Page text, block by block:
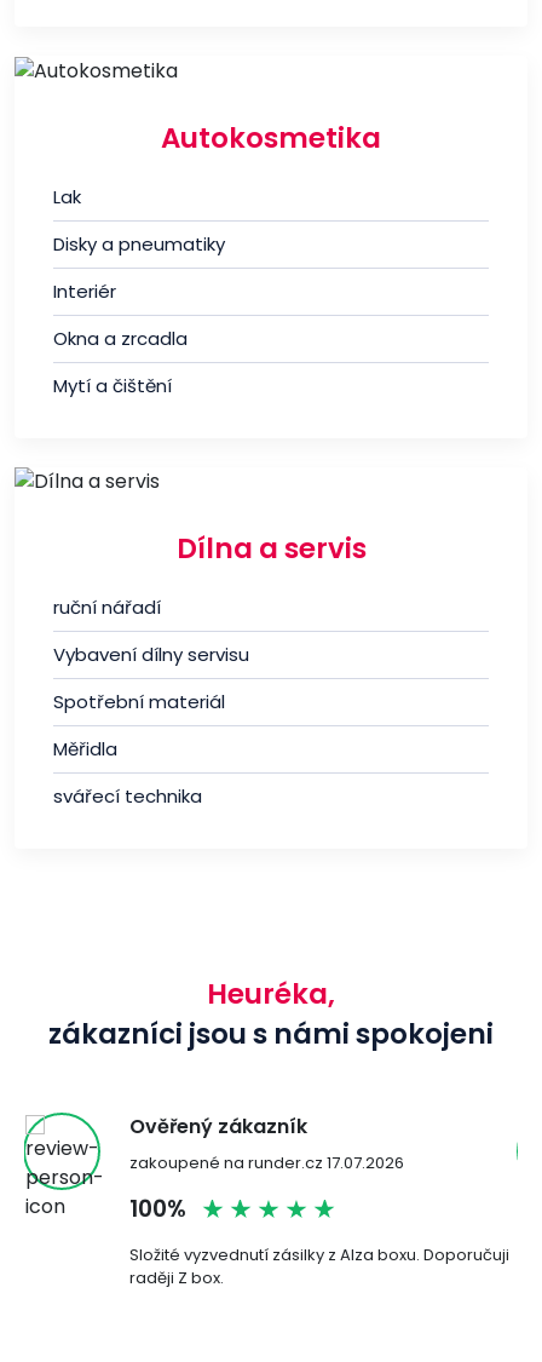
Autokosmetika
Lak
Disky a pneumatiky
Interiér
Okna a zrcadla
Mytí a čištění
Dílna a servis
ruční nářadí
Vybavení dílny servisu
Spotřební materiál
Měřidla
svářecí technika
Heuréka,
zákazníci jsou s námi spokojeni
Ověřený zákazník
zakoupené na runder.cz 17.07.2026
100%
Složité vyzvednutí zásilky z Alza boxu. Doporučuji
raději Z box.